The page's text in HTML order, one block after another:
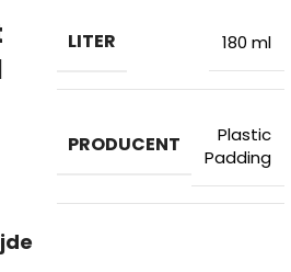
LITER 180 ml
PRODUCENT
Plastic
Padding